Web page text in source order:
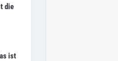
die
ist